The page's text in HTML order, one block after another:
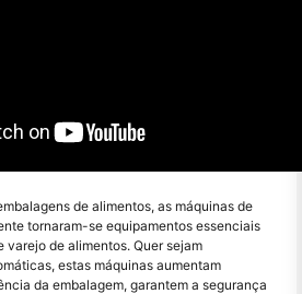
de alimentos, as máquinas de
tornaram-se equipamentos essenciais
varejo de alimentos. Quer sejam
estas máquinas aumentam
da embalagem, garantem a segurança